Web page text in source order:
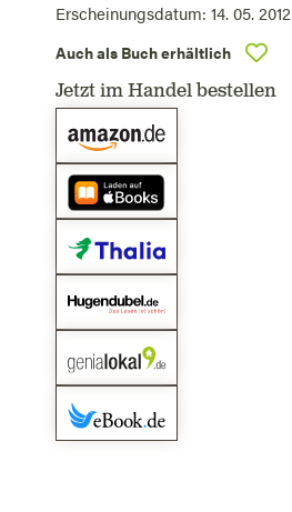
Erscheinungsdatum: 14. 05. 2012
Auch als Buch erhältlich
Jetzt im Handel bestellen